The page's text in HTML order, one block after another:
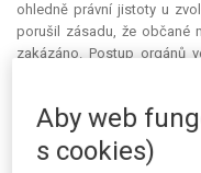
ohledně právní jistoty u
porušil zásadu, že občané
zakázáno. Postup orgánů
jasně stanoví, jaké
a jakým způsobem, které
po stránce věcné. Ze
Aby web
s cookies)